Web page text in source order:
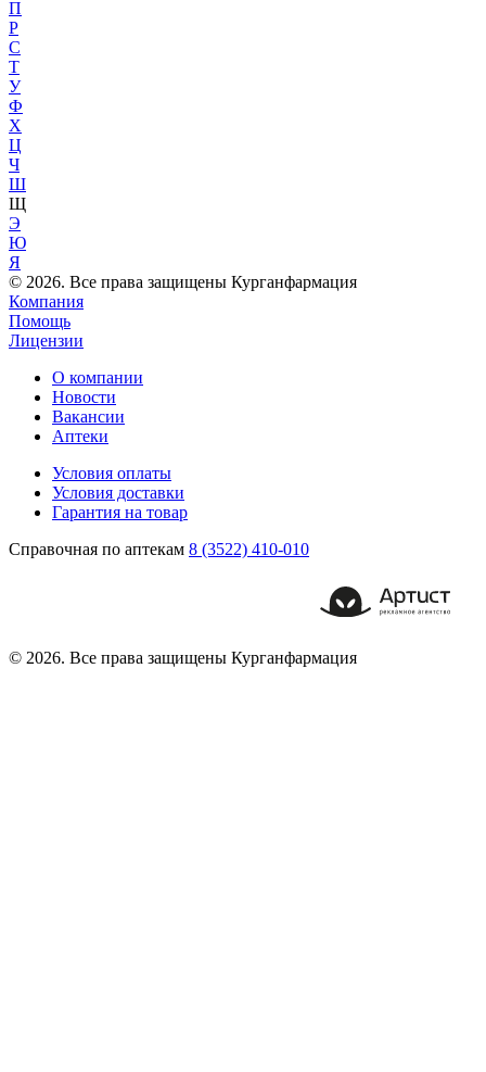
П
Р
С
Т
У
Ф
Х
Ц
Ч
Ш
Щ
Э
Ю
Я
© 2026. Все права защищены Курганфармация
Компания
Помощь
Лицензии
О компании
Новости
Вакансии
Аптеки
Условия оплаты
Условия доставки
Гарантия на товар
Справочная по аптекам 8 (3522) 410-010
© 2026. Все права защищены Курганфармация